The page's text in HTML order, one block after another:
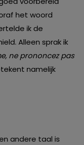
het woord
ik de
Alleen sprak ik
ne prononcez pas
namelijk
andere taal is